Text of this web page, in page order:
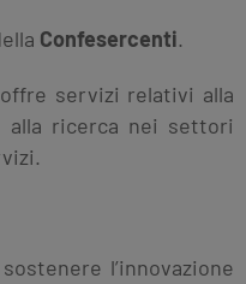
Confesercenti.
servizi relativi alla
alla ricerca nei settori
l’innovazione